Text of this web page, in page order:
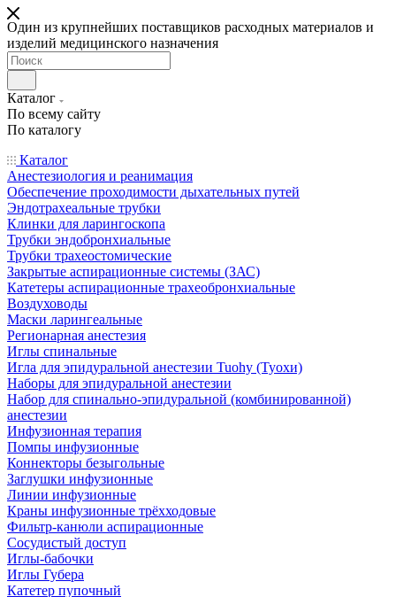
Один из крупнейших поставщиков расходных материалов и
изделий медицинского назначения
Каталог
По всему сайту
По каталогу
Каталог
Анестезиология и реанимация
Обеспечение проходимости дыхательных путей
Эндотрахеальные трубки
Клинки для ларингоскопа
Трубки эндобронхиальные
Трубки трахеостомические
Закрытые аспирационные системы (ЗАС)
Катетеры аспирационные трахеобронхиальные
Воздуховоды
Маски ларингеальные
Регионарная анестезия
Иглы спинальные
Игла для эпидуральной анестезии Tuohy (Туохи)
Наборы для эпидуральной анестезии
Набор для спинально-эпидуральной (комбинированной)
анестезии
Инфузионная терапия
Помпы инфузионные
Коннекторы безыгольные
Заглушки инфузионные
Линии инфузионные
Краны инфузионные трёхходовые
Фильтр-канюли аспирационные
Сосудистый доступ
Иглы-бабочки
Иглы Губера
Катетер пупочный